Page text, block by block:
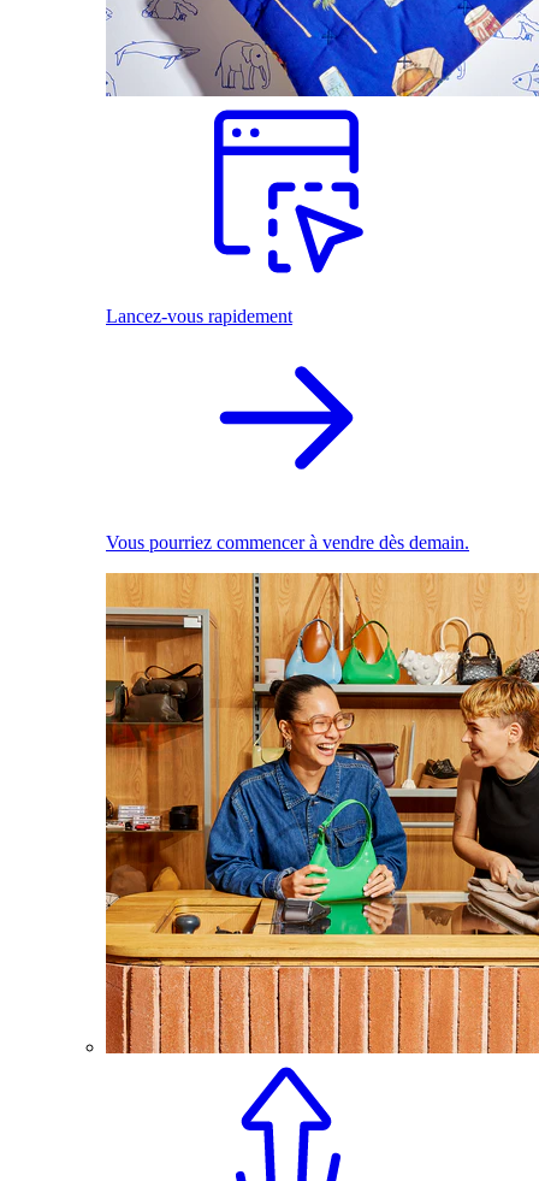
Lancez-vous rapidement
Vous pourriez commencer à vendre dès demain.